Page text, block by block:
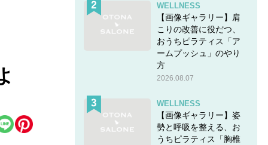
WELLNESS
【画像ギャラリー】肩
こりの改善に役だつ、
おうちピラティス「ア
ームプッシュ」のやり
方
2026.08.07
WELLNESS
【画像ギャラリー】姿
勢と呼吸を整える、お
うちピラティス「胸椎